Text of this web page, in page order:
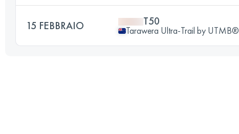
15 FEBBRAIO T50
Tarawera Ultra-Trail by UTMB®